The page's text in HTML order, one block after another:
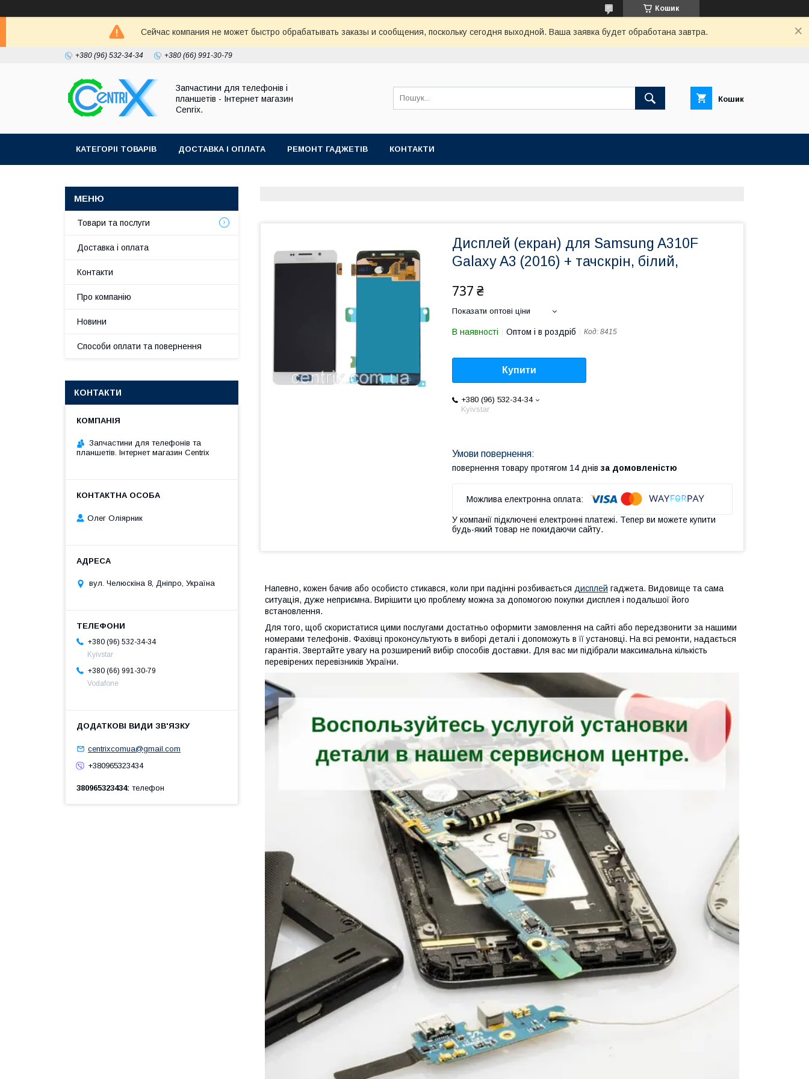
Кошик
Сейчас компания не может быстро обрабатывать заказы и сообщения, поскольку сегодня выходной. Ваша заявка будет обработана завтра.
+380 (96) 532-34-34 +380 (66) 991-30-79
Запчастини для телефонів і
планшетів - Інтернет магазин
Cenrix.
Кошик
КАТЕГОРІІ ТОВАРІВ ДОСТАВКА І ОПЛАТА РЕМОНТ ГАДЖЕТІВ КОНТАКТИ
Дисплей (екран) для Samsung A310F
Galaxy A3 (2016) + тачскрін, білий,
737 ₴
Показати оптові ціни
В наявності Оптом і в роздріб Код: 8415
Купити
+380 (96) 532-34-34
Kyivstar
повернення товару протягом 14 днів за домовленістю
У компанії підключені електронні платежі. Тепер ви можете купити
будь-який товар не покидаючи сайту.
Напевно, кожен бачив або особисто стикався, коли при падінні розбивається дисплей гаджета. Видовище та сама
ситуація, дуже неприємна. Вирішити цю проблему можна за допомогою покупки дисплея і подальшої його
встановлення.
Для того, щоб скористатися цими послугами достатньо оформити замовлення на сайті або передзвонити за нашими
номерами телефонів. Фахівці проконсультують в виборі деталі і допоможуть в її установці. На всі ремонти, надається
гарантія. Звертайте увагу на розширений вибір способів доставки. Для вас ми підібрали максимальна кількість
перевірених перевізників України.
Товари та послуги
Доставка і оплата
Контакти
Про компанію
Новини
Способи оплати та повернення
КОНТАКТИ
Запчастини для телефонів та
планшетів. Інтернет магазин Centrix
Олег Оліярник
вул. Челюскіна 8, Дніпро, Україна
+380 (96) 532-34-34
Kyivstar
+380 (66) 991-30-79
Vodafone
centrixcomua@gmail.com
+380965323434
380965323434 телефон